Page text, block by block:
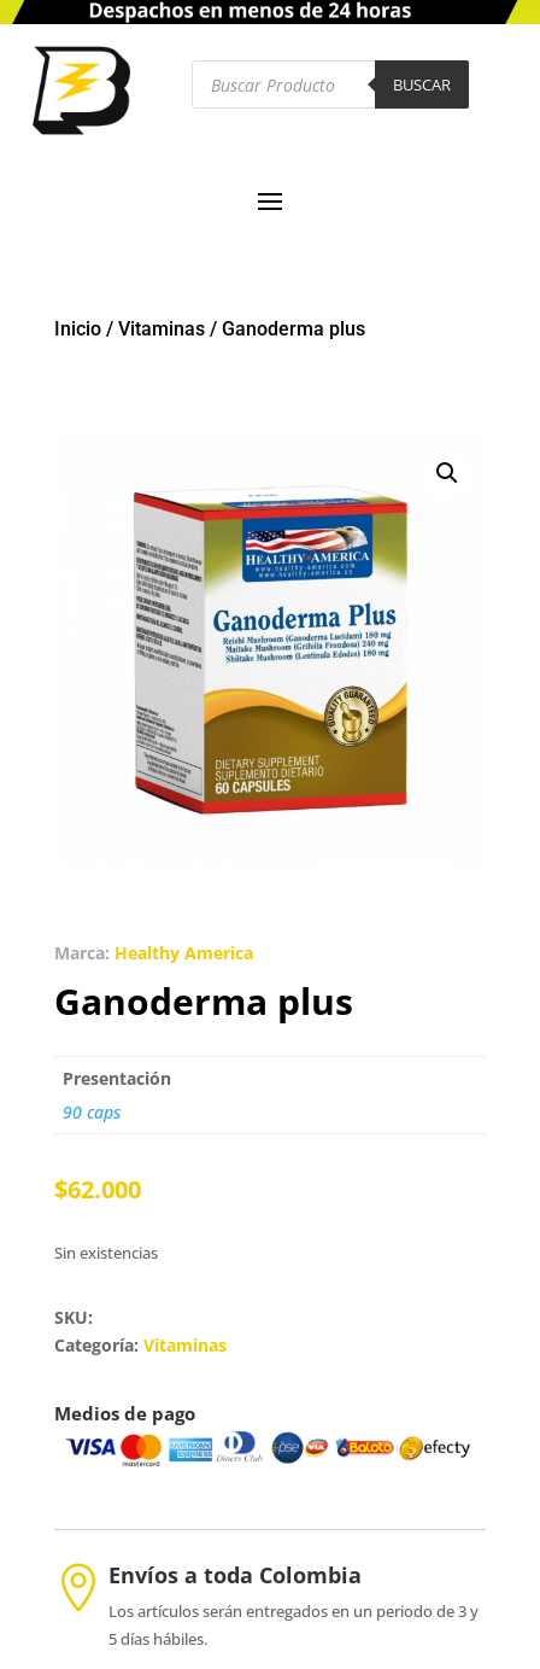
Búsqueda
productos
BUSCAR
Inicio/ Vitaminas/ Ganoderma plus
Marca: Healthy America
Ganoderma plus
Presentación
90 caps
$62.000
Sin existencias
SKU:
Categoría: Vitaminas
Medios de pago
 Envíos a toda Colombia
Los artículos serán entregados en un periodo de 3 y
5 días hábiles.